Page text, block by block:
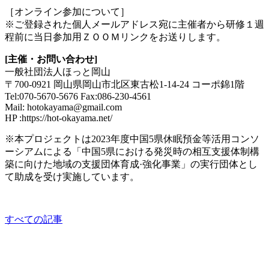
［オンライン参加について］
※ご登録された個人メールアドレス宛に主催者から研修１週
程前に当日参加用ＺＯＯＭリンクをお送りします。
[主催・お問い合わせ]
一般社団法人ほっと岡山
〒700-0921 岡山県岡山市北区東古松1-14-24 コーポ錦1階
Tel:070-5670-5676 Fax:086-230-4561
Mail: hotokayama@gmail.com
HP :https://hot-okayama.net/
※本プロジェクトは2023年度中国5県休眠預金等活用コンソ
ーシアムによる「中国5県における発災時の相互支援体制構
築に向けた地域の支援団体育成·強化事業」の実行団体とし
て助成を受け実施しています。
すべての記事